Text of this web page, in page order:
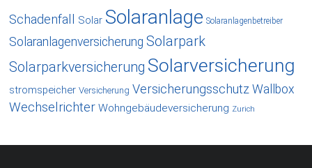
Schadenfall Solar Solaranlage Solaranlagenbetreiber
Solaranlagenversicherung Solarpark
Solarparkversicherung Solarversicherung
stromspeicher Versicherung Versicherungsschutz Wallbox
Wechselrichter Wohngebäudeversicherung Zurich